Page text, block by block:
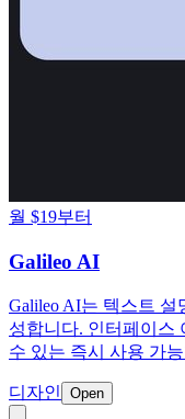
월 $19부터
Galileo AI
Galileo AI는 텍스트
성합니다. 인터페이스
수 있는 즉시 사용 가
디자인 Open